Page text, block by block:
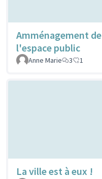
Amménagement de
l'espace public
Anne Marie
3 1
La ville est à eux !